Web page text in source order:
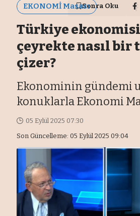
EKONOMİ MasasıSonra Oku
Türkiye
çeyrekte nasıl bir
çizer?
Ekonominin gündemi
konuklarla Ekonomi
Son Güncelleme: 05 Eylül 2025 09:04
05 Eylül 2025 07:30